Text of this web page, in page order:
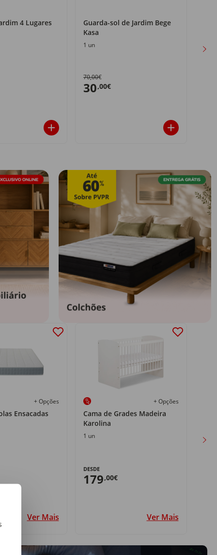
4 Lugares
Guarda-sol de Jardim Bege
Kasa
1 un
70,00€
30,00€
1 un
+ Opções
Ensacadas
Ver Mais
+ Opções
Cama de Grades Madeira
Karolina
1 un
DESDE
179,00€
Ver Mais